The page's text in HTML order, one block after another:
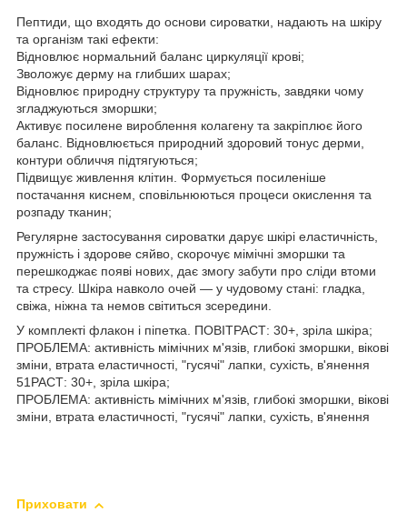
Пептиди, що входять до основи сироватки, надають на шкіру
та організм такі ефекти:
Відновлює нормальний баланс циркуляції крові;
Зволожує дерму на глибших шарах;
Відновлює природну структуру та пружність, завдяки чому
згладжуються зморшки;
Активує посилене вироблення колагену та закріплює його
баланс. Відновлюється природний здоровий тонус дерми,
контури обличчя підтягуються;
Підвищує живлення клітин. Формується посиленіше
постачання киснем, сповільнюються процеси окислення та
розпаду тканин;
Регулярне застосування сироватки дарує шкірі еластичність,
пружність і здорове сяйво, скорочує мімічні зморшки та
перешкоджає появі нових, дає змогу забути про сліди втоми
та стресу. Шкіра навколо очей — у чудовому стані: гладка,
свіжа, ніжна та немов світиться зсередини.
У комплекті флакон і піпетка. ПОВІТРАСТ: 30+, зріла шкіра;
ПРОБЛЕМА: активність мімічних м'язів, глибокі зморшки, вікові
зміни, втрата еластичності, "гусячі" лапки, сухість, в'янення
51РАСТ: 30+, зріла шкіра;
ПРОБЛЕМА: активність мімічних м'язів, глибокі зморшки, вікові
зміни, втрата еластичності, "гусячі" лапки, сухість, в'янення
Приховати